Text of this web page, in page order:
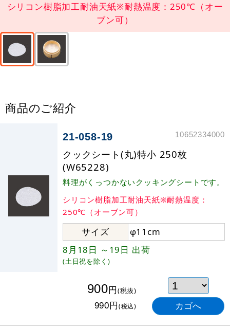
シリコン樹脂加工耐油天紙※耐熱温度：250℃（オー
ブン可）
商品のご紹介
21-058-19 10652334000
クックシート(丸)特小 250枚
(W65228)
料理がくっつかないクッキングシートです。
シリコン樹脂加工耐油天紙※耐熱温度：
250℃（オーブン可）
サイズ
φ11cm
8月18日 ～19日 出荷
(土日祝を除く)
900円(税抜)
990円(税込)